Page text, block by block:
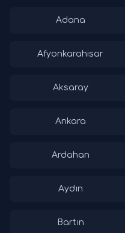
Adana
Afyonkarahisar
Aksaray
Ankara
Ardahan
Aydın
Bartın